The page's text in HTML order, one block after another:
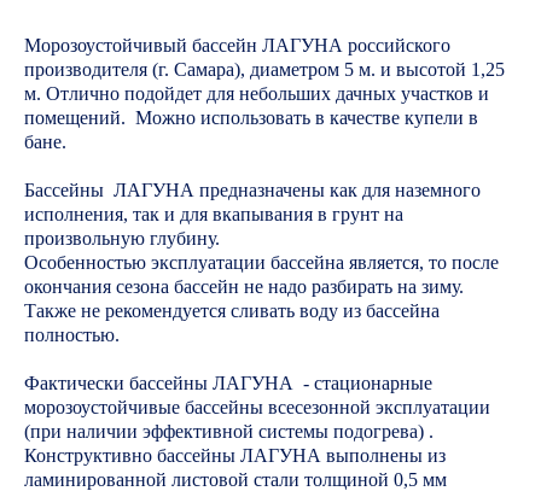
Морозоустойчивый бассейн ЛАГУНА российского
производителя (г. Самара), диаметром 5 м. и высотой 1,25
м. Отлично подойдет для небольших дачных участков и
помещений. Можно использовать в качестве купели в
бане.
Бассейны ЛАГУНА предназначены как для наземного
исполнения, так и для вкапывания в грунт на
произвольную глубину.
Особенностью эксплуатации бассейна является, то после
окончания сезона бассейн не надо разбирать на зиму.
Также не рекомендуется сливать воду из бассейна
полностью.
Фактически бассейны ЛАГУНА - стационарные
морозоустойчивые бассейны всесезонной эксплуатации
(при наличии эффективной системы подогрева) .
Конструктивно бассейны ЛАГУНА выполнены из
ламинированной листовой стали толщиной 0,5 мм